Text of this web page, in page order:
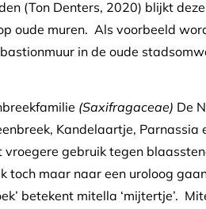
(Ton Denters, 2020) blijkt
oude muren. Als voorbeeld
in de oude
(Saxifragaceae) De
Kandelaartje, Parnassia
vroegere gebruik tegen
toch maar naar een uroloog
betekent mitella ‘mijtertje’.